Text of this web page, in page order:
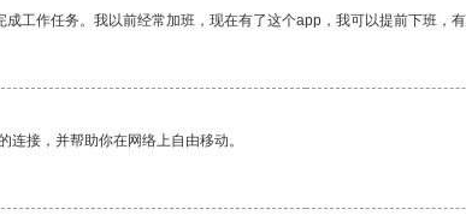
工作任务。我以前经常加班，现在有了这个app，我可以提前下班，有
接，并帮助你在网络上自由移动。